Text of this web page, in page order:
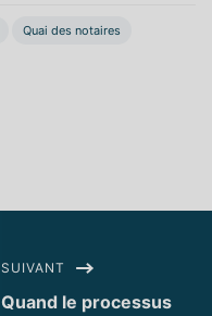
Quai des notaires
SUIVANT
Quand le processus